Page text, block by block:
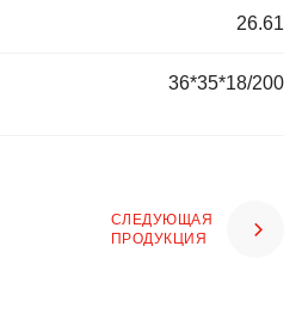
26.61
36*35*18/200
СЛЕДУЮЩАЯ
ПРОДУКЦИЯ